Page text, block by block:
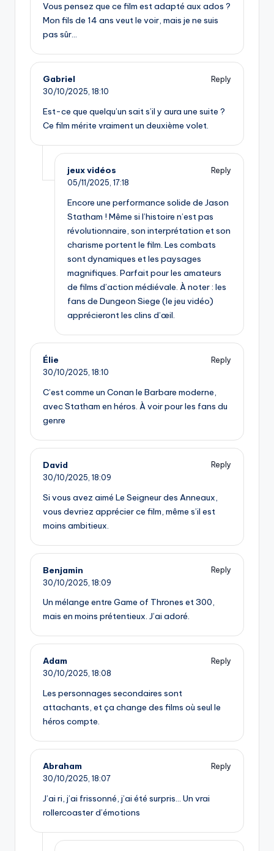
Vous pensez que ce film est adapté aux ados ?
Mon fils de 14 ans veut le voir, mais je ne suis
pas sûr…
Gabriel
Reply
30/10/2025, 18:10
Est-ce que quelqu’un sait s’il y aura une suite ?
Ce film mérite vraiment un deuxième volet.
jeux vidéos
Reply
05/11/2025, 17:18
Encore une performance solide de Jason
Statham ! Même si l’histoire n’est pas
révolutionnaire, son interprétation et son
charisme portent le film. Les combats
sont dynamiques et les paysages
magnifiques. Parfait pour les amateurs
de films d’action médiévale. À noter : les
fans de Dungeon Siege (le jeu vidéo)
apprécieront les clins d’œil.
Élie
Reply
30/10/2025, 18:10
C’est comme un Conan le Barbare moderne,
avec Statham en héros. À voir pour les fans du
genre
David
Reply
30/10/2025, 18:09
Si vous avez aimé Le Seigneur des Anneaux,
vous devriez apprécier ce film, même s’il est
moins ambitieux.
Benjamin
Reply
30/10/2025, 18:09
Un mélange entre Game of Thrones et 300,
mais en moins prétentieux. J’ai adoré.
Adam
Reply
30/10/2025, 18:08
Les personnages secondaires sont
attachants, et ça change des films où seul le
héros compte.
Abraham
Reply
30/10/2025, 18:07
J’ai ri, j’ai frissonné, j’ai été surpris… Un vrai
rollercoaster d’émotions